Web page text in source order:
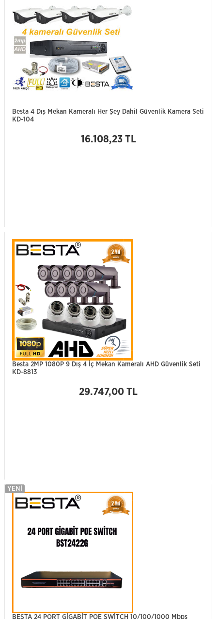
Besta 4 Dış Mekan Kameralı Her Şey Dahil Güvenlik Kamera Seti
KD-104
16.108,23 TL
Besta 2MP 1080P 9 Dış 4 İç Mekan Kameralı AHD Güvenlik Seti
KD-8813
29.747,00 TL
BESTA 24 PORT GİGABİT POE SWİTCH 10/100/1000 Mbps
YENI